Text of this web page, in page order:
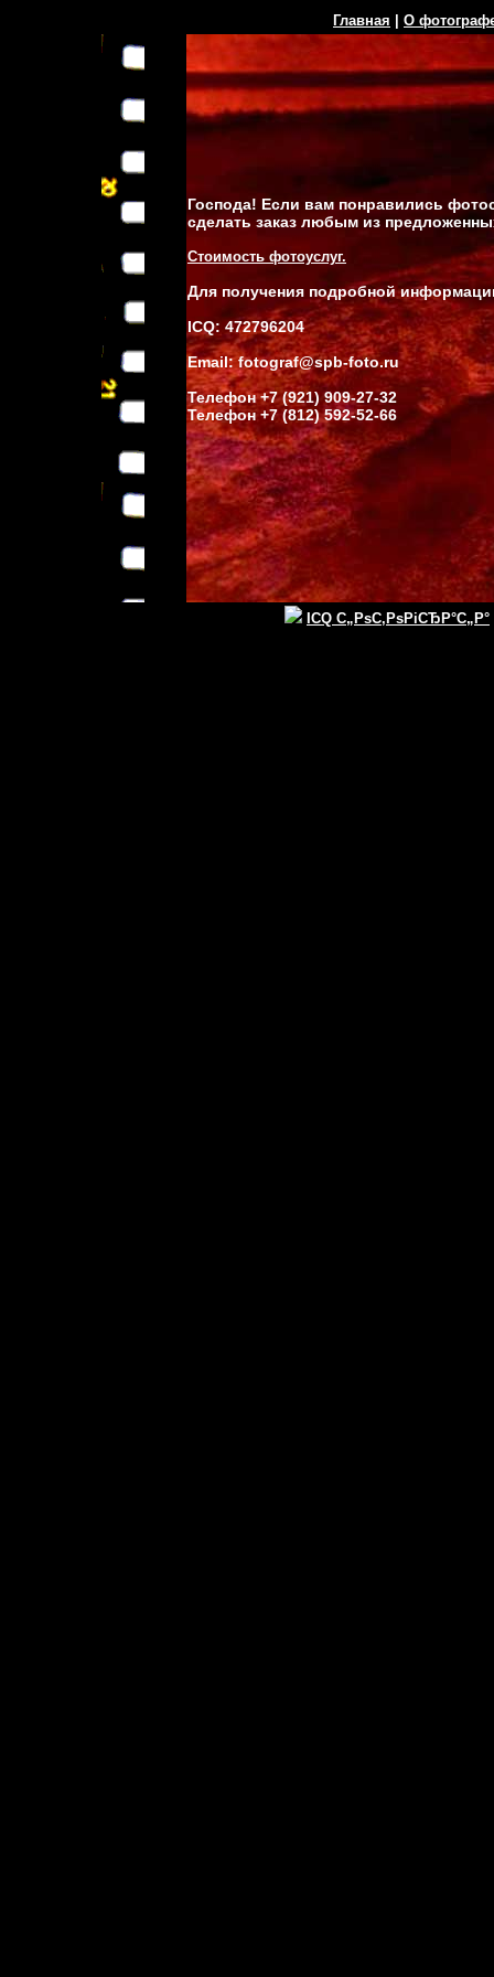
Главная О
Господа! Если вам понравились
сделать заказ любым из
Стоимость фотоуслуг.
Для получения подробной
ICQ: 472796204
Email: fotograf@spb-foto.ru
Телефон +7 (921) 909-27-32
Телефон +7 (812) 592-52-66
ICQ С„РѕС‚РѕРіСЂР°С„Р°